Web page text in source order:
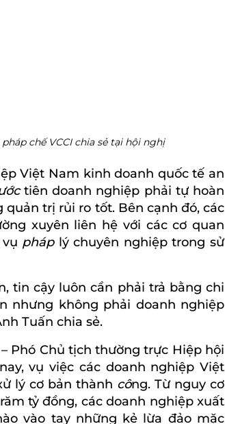
chế VCCI chia sẻ tại hội nghị
Việt Nam kinh doanh quốc tế an
tiên doanh nghiệp phải tự hoàn
trị rủi ro tốt. Bên cạnh đó, các
xuyên liên hệ với các cơ quan
pháp lý chuyên nghiệp trong sử
tin cậy luôn cần phải trả bằng chi
nhưng không phải doanh nghiệp
Tuấn chia sẻ.
Phó Chủ tịch thường trực Hiệp hội
vụ việc các doanh nghiệp Việt
lý cơ bản thành công. Từ nguy cơ
tỷ đồng, các doanh nghiệp xuất
vào tay những kẻ lừa đảo mặc